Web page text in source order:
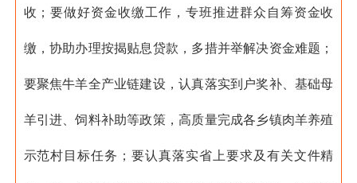
收；要做好资金收缴工作，专班推进群众自筹资金收
缴，协助办理按揭贴息贷款，多措并举解决资金难题；
要聚焦牛羊全产业链建设，认真落实到户奖补、基础母
羊引进、饲料补助等政策，高质量完成各乡镇肉羊养殖
示范村目标任务；要认真落实省上要求及有关文件精